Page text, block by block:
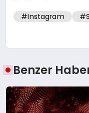
#Instagram
Benzer